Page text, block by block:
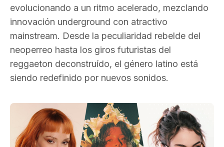
evolucionando a un ritmo acelerado, mezclando
innovación underground con atractivo
mainstream. Desde la peculiaridad rebelde del
neoperreo hasta los giros futuristas del
reggaeton deconstruído, el género latino está
siendo redefinido por nuevos sonidos.